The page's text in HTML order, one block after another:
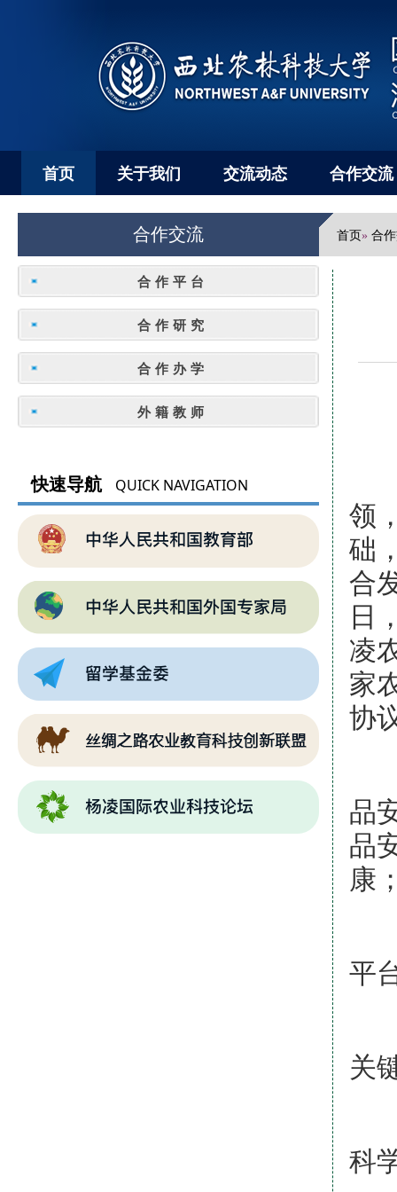
首页 关于我们 交流动态 合作交流
合作交流 首页» 合
合作平台
合作研究
合作办学
外籍教师
快速导航 QUICK NAVIGATION
领
础
合
日
凌
家
协
品
品
康
平
关
科